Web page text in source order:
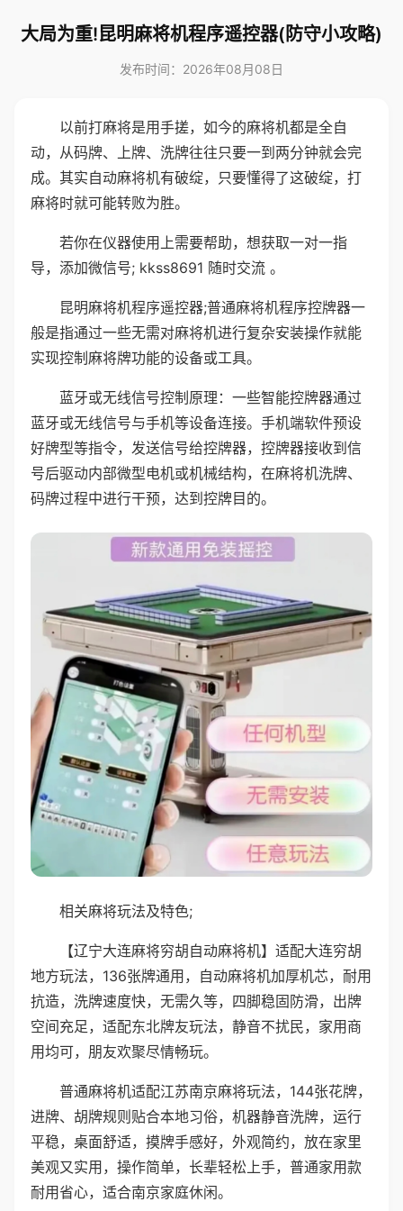
大局为重!昆明麻将机程序遥控器(防守小攻略)
发布时间：2026年08月08日
以前打麻将是用手搓，如今的麻将机都是全自
动，从码牌、上牌、洗牌往往只要一到两分钟就会完
成。其实自动麻将机有破绽，只要懂得了这破绽，打
麻将时就可能转败为胜。
若你在仪器使用上需要帮助，想获取一对一指
导，添加微信号; kkss8691 随时交流 。
昆明麻将机程序遥控器;普通麻将机程序控牌器一
般是指通过一些无需对麻将机进行复杂安装操作就能
实现控制麻将牌功能的设备或工具。
蓝牙或无线信号控制原理：一些智能控牌器通过
蓝牙或无线信号与手机等设备连接。手机端软件预设
好牌型等指令，发送信号给控牌器，控牌器接收到信
号后驱动内部微型电机或机械结构，在麻将机洗牌、
码牌过程中进行干预，达到控牌目的。
相关麻将玩法及特色;
【辽宁大连麻将穷胡自动麻将机】适配大连穷胡
地方玩法，136张牌通用，自动麻将机加厚机芯，耐用
抗造，洗牌速度快，无需久等，四脚稳固防滑，出牌
空间充足，适配东北牌友玩法，静音不扰民，家用商
用均可，朋友欢聚尽情畅玩。
普通麻将机适配江苏南京麻将玩法，144张花牌，
进牌、胡牌规则贴合本地习俗，机器静音洗牌，运行
平稳，桌面舒适，摸牌手感好，外观简约，放在家里
美观又实用，操作简单，长辈轻松上手，普通家用款
耐用省心，适合南京家庭休闲。